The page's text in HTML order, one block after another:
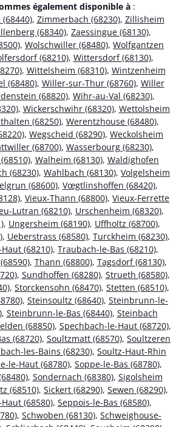
également disponible à :
, Zimmerbach (68230), Zillisheim
(68340), Zaessingue (68130),
, Wolschwiller (68480), Wolfgantzen
(68210), Wittersdorf (68130),
, Wittelsheim (68310), Wintzenheim
(68480), Willer-sur-Thur (68760), Willer
(68820), Wihr-au-Val (68230),
, Wickerschwihr (68320), Wettolsheim
(68250), Werentzhouse (68480),
, Wegscheid (68290), Weckolsheim
(68700), Wasserbourg (68230),
, Walheim (68130), Waldighofen
(68230), Wahlbach (68130), Volgelsheim
(68600), Vœgtlinshoffen (68420),
, Vieux-Thann (68800), Vieux-Ferrette
Lutran (68210), Urschenheim (68320),
, Ungersheim (68190), Uffholtz (68700),
, Ueberstrass (68580), Turckheim (68230),
(68210), Traubach-le-Bas (68210),
, Thann (68800), Tagsdorf (68130),
, Sundhoffen (68280), Strueth (68580),
, Storckensohn (68470), Stetten (68510),
, Steinsoultz (68640), Steinbrunn-le-
, Steinbrunn-le-Bas (68440), Steinbach
(68850), Spechbach-le-Haut (68720),
(68720), Soultzmatt (68570), Soultzeren
les-Bains (68230), Soultz-Haut-Rhin
le-Haut (68780), Soppe-le-Bas (68780),
, Sondernach (68380), Sigolsheim
(68510), Sickert (68290), Sewen (68290),
(68580), Seppois-le-Bas (68580),
, Schwoben (68130), Schweighouse-